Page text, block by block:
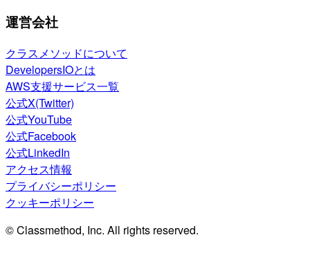
運営会社
クラスメソッドについて
DevelopersIOとは
AWS支援サービス一覧
公式X(Twitter)
公式YouTube
公式Facebook
公式LinkedIn
アクセス情報
プライバシーポリシー
クッキーポリシー
© Classmethod, Inc. All rights reserved.